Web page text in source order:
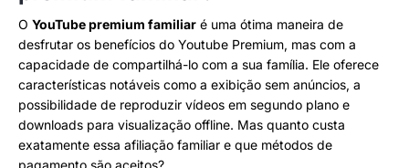
O YouTube premium familiar é uma ótima maneira de
desfrutar os benefícios do Youtube Premium, mas com a
capacidade de compartilhá-lo com a sua família. Ele oferece
características notáveis como a exibição sem anúncios, a
possibilidade de reproduzir vídeos em segundo plano e
downloads para visualização offline. Mas quanto custa
exatamente essa afiliação familiar e que métodos de
pagamento são aceitos?